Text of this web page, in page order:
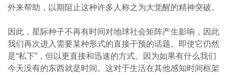
外来帮助，以期阻止这种许多人称之为大觉醒的精神突破。
因此，星际种子不再有时间对地球社会矩阵产生影响，因此
我们再次进入需要某种形式的直接干预的话题。即使它仍然
是“私下”，但以更直接和迅速的方式。因为如果有什么我们
今天没有的东西就是时间。这对于生活在其他感知时间框架